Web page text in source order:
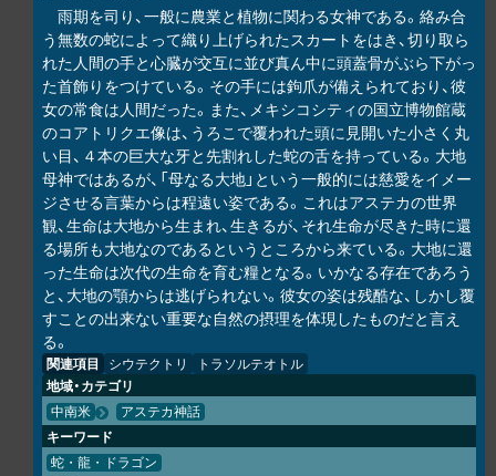
雨期を司り、一般に農業と植物に関わる女神である。絡み合
う無数の蛇によって織り上げられたスカートをはき、切り取ら
れた人間の手と心臓が交互に並び真ん中に頭蓋骨がぶら下がっ
た首飾りをつけている。その手には鉤爪が備えられており、彼
女の常食は人間だった。また、メキシコシティの国立博物館蔵
のコアトリクエ像は、うろこで覆われた頭に見開いた小さく丸
い目、４本の巨大な牙と先割れした蛇の舌を持っている。大地
母神ではあるが、「母なる大地」という一般的には慈愛をイメー
ジさせる言葉からは程遠い姿である。これはアステカの世界
観、生命は大地から生まれ、生きるが、それ生命が尽きた時に還
る場所も大地なのであるというところから来ている。大地に還
った生命は次代の生命を育む糧となる。いかなる存在であろう
と、大地の顎からは逃げられない。彼女の姿は残酷な、しかし覆
すことの出来ない重要な自然の摂理を体現したものだと言え
る。
関連項目 シウテクトリ トラソルテオトル
地域・カテゴリ
中南米 アステカ神話
キーワード
蛇・龍・ドラゴン